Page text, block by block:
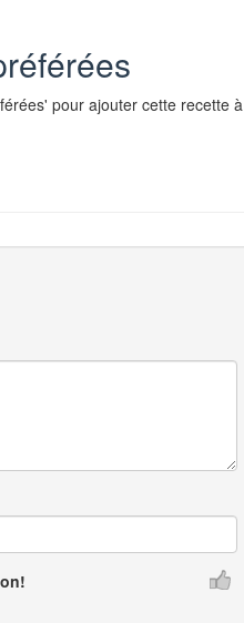
pour ajouter cette recette à